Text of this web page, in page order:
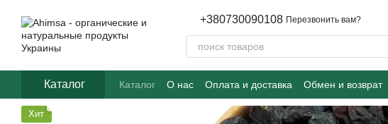
+380730090108 Перезвонить вам?
Каталог Каталог О нас Оплата и доставка Обмен и возврат
Часто задаваемые вопросы
Хит